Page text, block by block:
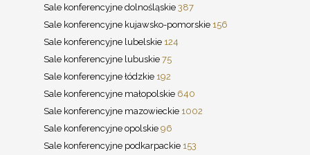
Sale konferencyjne dolnośląskie 387
Sale konferencyjne kujawsko-pomorskie 156
Sale konferencyjne lubelskie 124
Sale konferencyjne lubuskie 75
Sale konferencyjne łódzkie 192
Sale konferencyjne małopolskie 640
Sale konferencyjne mazowieckie 1002
Sale konferencyjne opolskie 96
Sale konferencyjne podkarpackie 153